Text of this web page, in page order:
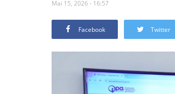
Mai 15, 2026 - 16:57
Facebook Twitter